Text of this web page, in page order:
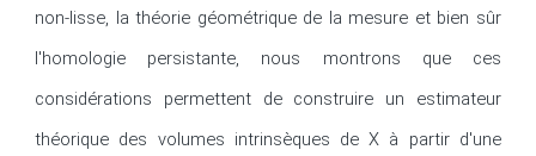
non-lisse, la théorie géométrique de la mesure et bien sûr
l'homologie persistante, nous montrons que ces
considérations permettent de construire un estimateur
théorique des volumes intrinsèques de X à partir d'une